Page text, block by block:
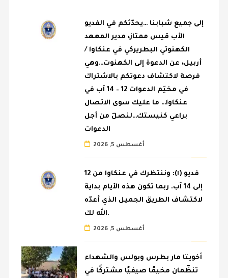
إلى جميع شبابنا …يحدّثكم في الفديو
الأب قيس ممتاز، مدير المعهد
الكهنوتي البطريركي في عنكاوا /
أربيل، عن الدعوة إلى الكهنوت…وهي
فرصة لاكتشاف دعوتكم بالاشتراك
في مخيّم الدعوات 12 – 14 آب في
عنكاوا… ما عليك سوى الاتصال
براعي كنيستك…لنصلّ من أجل
الدعوات
أغسطس 5, 2026
فديو (١): وننتظرك في عنكاوا من 12
إلى 14 آب. ربما تكون هذه الأيام بداية
لاكتشاف الطريق الجميل الذي أعدّه
الله لك.
أغسطس 5, 2026
أخويتا مار بطرس وبولس والشهداء
تنظّمان مخيمًا صيفيًا مشتركًا في